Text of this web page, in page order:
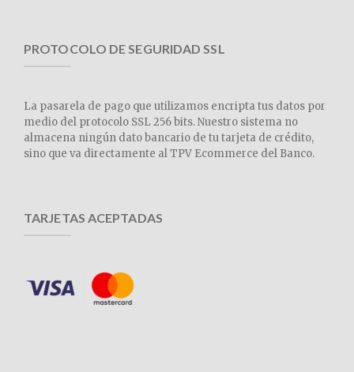
PROTOCOLO DE SEGURIDAD SSL
La pasarela de pago que utilizamos encripta tus datos por
medio del protocolo SSL 256 bits. Nuestro sistema no
almacena ningún dato bancario de tu tarjeta de crédito,
sino que va directamente al TPV Ecommerce del Banco.
TARJETAS ACEPTADAS